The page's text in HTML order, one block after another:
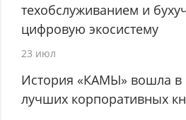
техобслуживанием и
цифровую экосистему
23 июл
История «КАМЫ» вошла в
лучших корпоративных